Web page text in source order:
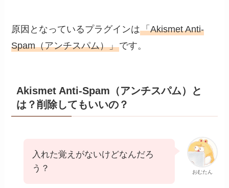
原因となっているプラグインは「Akismet Anti-
Spam（アンチスパム）」です。
Akismet Anti-Spam（アンチスパム）と
は？削除してもいいの？
おむたん
入れた覚えがないけどなんだろ
う？